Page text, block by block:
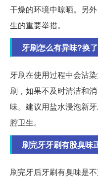
干燥的环境中晾晒。另
生的重要举措。
牙刷怎么有异味?换
牙刷在使用过程中会沾
刷，如果不及时清洁和
味。建议用盐水浸泡新
腔卫生。
刷完牙牙刷有股臭味
刷完牙后牙刷有臭味是